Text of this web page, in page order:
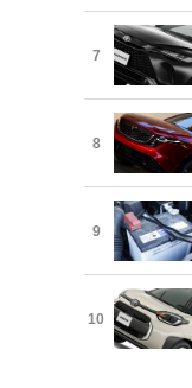
7
8
9
10